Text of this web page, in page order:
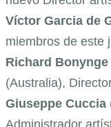
Víctor Garcia de
miembros de este
Richard Bonynge
(Australia),
Giuseppe Cuccia
Administrador